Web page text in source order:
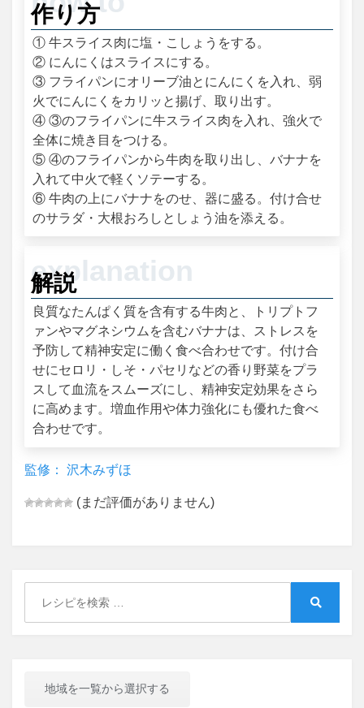
作り方
① 牛スライス肉に塩・こしょうをする。
② にんにくはスライスにする。
③ フライパンにオリーブ油とにんにくを入れ、弱
火でにんにくをカリッと揚げ、取り出す。
④ ③のフライパンに牛スライス肉を入れ、強火で
全体に焼き目をつける。
⑤ ④のフライパンから牛肉を取り出し、バナナを
入れて中火で軽くソテーする。
⑥ 牛肉の上にバナナをのせ、器に盛る。付け合せ
のサラダ・大根おろしとしょう油を添える。
解説
良質なたんぱく質を含有する牛肉と、トリプトフ
ァンやマグネシウムを含むバナナは、ストレスを
予防して精神安定に働く食べ合わせです。付け合
せにセロリ・しそ・パセリなどの香り野菜をプラ
スして血流をスムーズにし、精神安定効果をさら
に高めます。増血作用や体力強化にも優れた食べ
合わせです。
監修： 沢木みずほ
(まだ評価がありません)
地域を一覧から選択する